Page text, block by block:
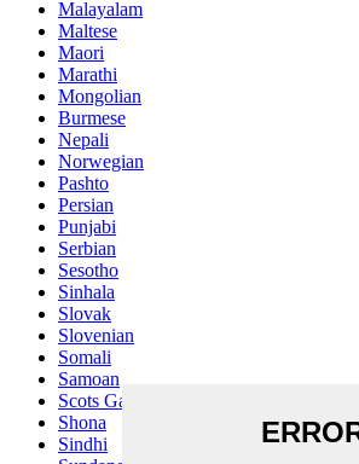
Malayalam
Maltese
Maori
Marathi
Mongolian
Burmese
Nepali
Norwegian
Pashto
Persian
Punjabi
Serbian
Sesotho
Sinhala
Slovak
Slovenian
Somali
Samoan
Scots Gaelic
Shona
Sindhi